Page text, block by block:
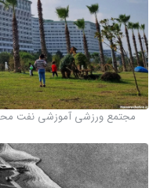
مجتمع ورزشی آموزشی نفت